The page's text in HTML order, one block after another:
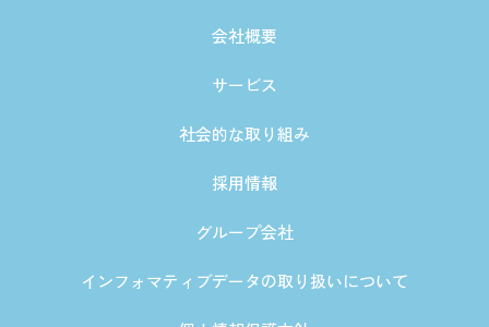
会社概要
サービス
社会的な取り組み
採用情報
グループ会社
インフォマティブデータの取り扱いについて